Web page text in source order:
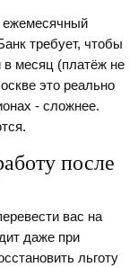
ежемесячный
требует, чтобы
месяц (платёж не
это реально
- сложнее.
после
вас на
даже при
льготу